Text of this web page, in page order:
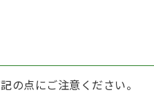
の点にご注意ください。